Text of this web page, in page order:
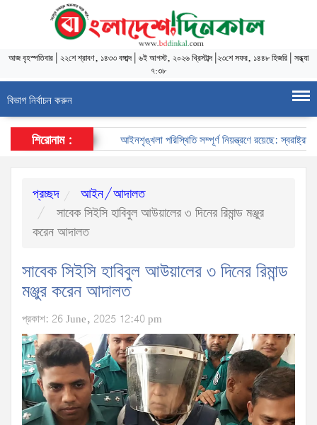
আজবৃহস্পতিবার ২২শে শ্রাবণ, ১৪৩৩ বঙ্গাব্দ| ৬ই আগস্ট, ২০২৬ খ্রিস্টাব্দ| ২৩শে সফর, ১৪৪৮ হিজরি সন্ধ্যা
৭:৩৮
বিভাগ নির্বাচন করুন
শিরোনাম : আইনশৃঙ্খলা পরিস্থিতি সম্পূর্ণ নিয়ন্ত্রণে রয়েছে: স্বরাষ্ট্রমন্ত্রী
প্রচ্ছদ
আইন/আদালত
সাবেক সিইসি হাবিবুল আউয়ালের ৩ দিনের রিমান্ড মঞ্জুর
করেন আদালত
সাবেক সিইসি হাবিবুল আউয়ালের ৩ দিনের রিমান্ড
মঞ্জুর করেন আদালত
প্রকাশ: 26 June, 2025 12:40 pm